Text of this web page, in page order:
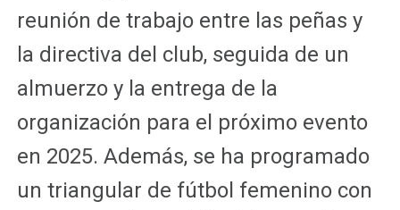
reunión de trabajo entre las peñas y
la directiva del club, seguida de un
almuerzo y la entrega de la
organización para el próximo evento
en 2025. Además, se ha programado
un triangular de fútbol femenino con